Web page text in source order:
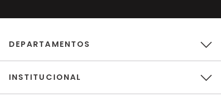
DEPARTAMENTOS
INSTITUCIONAL